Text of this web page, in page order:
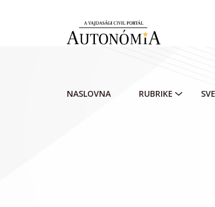
NASLOVNA RUBRIKE